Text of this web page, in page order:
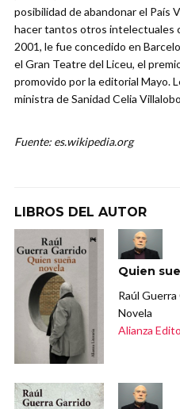
posibilidad de abandonar el País
hacer tantos otros intelectuales
2001, le fue concedido en
el Gran Teatre del Liceu, el
promovido por la editorial Mayo.
ministra de Sanidad Celia
Fuente: es.wikipedia.org
LIBROS DEL AUTOR
Quien
Raúl Guerra
Novela
Alianza